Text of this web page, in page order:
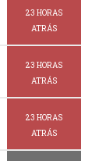
23 HORAS
ATRÁS
23 HORAS
ATRÁS
23 HORAS
ATRÁS